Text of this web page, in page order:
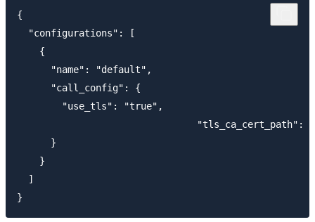
{
  "configurations": [
    {
      "name": "default",
      "call_config": {
        "use_tls": "true",
      }
    }
  ]